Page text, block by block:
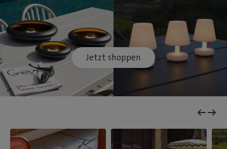
Jetzt shoppen